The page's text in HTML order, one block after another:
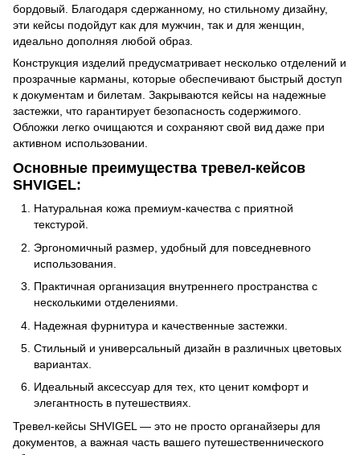
бордовый. Благодаря сдержанному, но стильному дизайну,
эти кейсы подойдут как для мужчин, так и для женщин,
идеально дополняя любой образ.
Конструкция изделий предусматривает несколько отделений и
прозрачные карманы, которые обеспечивают быстрый доступ
к документам и билетам. Закрываются кейсы на надежные
застежки, что гарантирует безопасность содержимого.
Обложки легко очищаются и сохраняют свой вид даже при
активном использовании.
Основные преимущества тревел-кейсов
SHVIGEL:
Натуральная кожа премиум-качества с приятной
текстурой.
Эргономичный размер, удобный для повседневного
использования.
Практичная организация внутреннего пространства с
несколькими отделениями.
Надежная фурнитура и качественные застежки.
Стильный и универсальный дизайн в различных цветовых
вариантах.
Идеальный аксессуар для тех, кто ценит комфорт и
элегантность в путешествиях.
Тревел-кейсы SHVIGEL — это не просто органайзеры для
документов, а важная часть вашего путешественнического